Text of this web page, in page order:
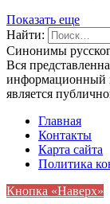
Показать еще
Найти:
Синонимы
Вся
информационный
является
Главная
Контакты
Карта сайта
Политика
Кнопка «Наверх»